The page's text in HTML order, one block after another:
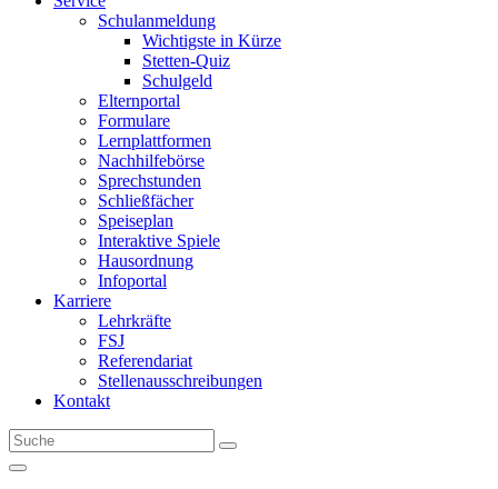
Schulanmeldung
Wichtigste in Kürze
Stetten-Quiz
Schulgeld
Elternportal
Formulare
Lernplattformen
Nachhilfebörse
Sprechstunden
Schließfächer
Speiseplan
Interaktive Spiele
Hausordnung
Infoportal
Karriere
Lehrkräfte
FSJ
Referendariat
Stellenausschreibungen
Kontakt